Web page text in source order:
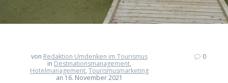
von Redaktion Umdenken im Tourismus
in Destinationsmanagement,
Hotelmanagement,Tourismusmarketing
an 16. November 2021
0